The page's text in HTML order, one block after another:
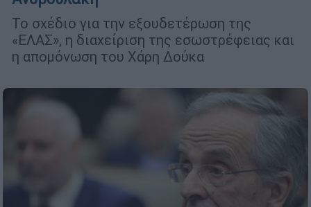
Το σχέδιο για την εξουδετέρωση της
«ΕΛΑΣ», η διαχείριση της εσωστρέφειας και
η απομόνωση του Χάρη Δούκα